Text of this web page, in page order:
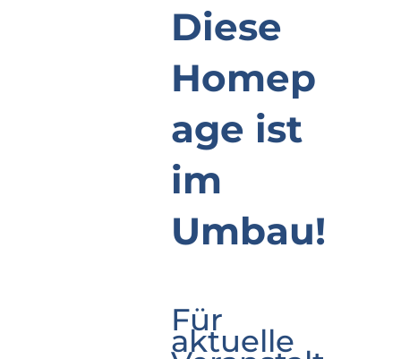
Diese
Homep
age ist
im
Umbau!
Für
aktuelle